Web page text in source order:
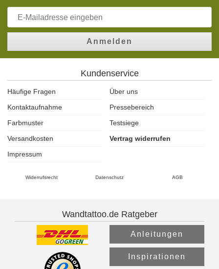
Anmelden
Kundenservice
Häufige Fragen
Über uns
Kontaktaufnahme
Pressebereich
Farbmuster
Testsiege
Versandkosten
Vertrag widerrufen
Impressum
Widerrufsrecht Datenschutz AGB
Wandtattoo.de Ratgeber
Anleitungen
Inspirationen